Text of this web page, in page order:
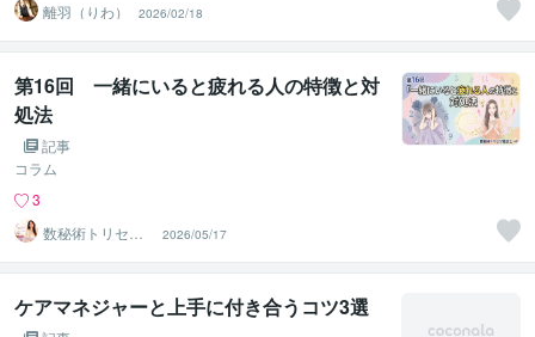
離羽（りわ）
2026/02/18
第16回 一緒にいると疲れる人の特徴と対
処法
記事
コラム
3
数秘術トリセツ
鑑定士｜人間関
係の消耗防ぐ
2026/05/17
ケアマネジャーと上手に付き合うコツ3選